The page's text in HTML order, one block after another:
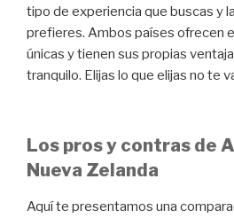
tipo de experiencia que buscas y
prefieres. Ambos países ofrecen
únicas y tienen sus propias
tranquilo. Elijas lo que elijas no te
Los pros y contras de
Nueva Zelanda
Aquí te presentamos una